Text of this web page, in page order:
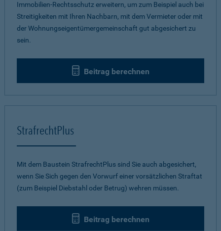
Immobilien-Rechtsschutz erweitern, um zum Beispiel auch bei
Streitigkeiten mit Ihren Nachbarn, mit dem Vermieter oder mit
der Wohnungseigentümergemeinschaft gut abgesichert zu
sein.
Beitrag berechnen
StrafrechtPlus
Mit dem Baustein StrafrechtPlus sind Sie auch abgesichert,
wenn Sie Sich gegen den Vorwurf einer vorsätzlichen Straftat
(zum Beispiel Diebstahl oder Betrug) wehren müssen.
Beitrag berechnen